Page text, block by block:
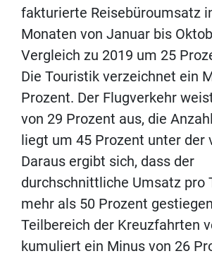
fakturierte Reisebüroumsatz
Monaten von Januar bis
Vergleich zu 2019 um 25
Die Touristik verzeichnet ein
Prozent. Der Flugverkehr
von 29 Prozent aus, die
liegt um 45 Prozent unter der
Daraus ergibt sich, dass der
durchschnittliche Umsatz pro
mehr als 50 Prozent
Teilbereich der Kreuzfahrten
kumuliert ein Minus von 26